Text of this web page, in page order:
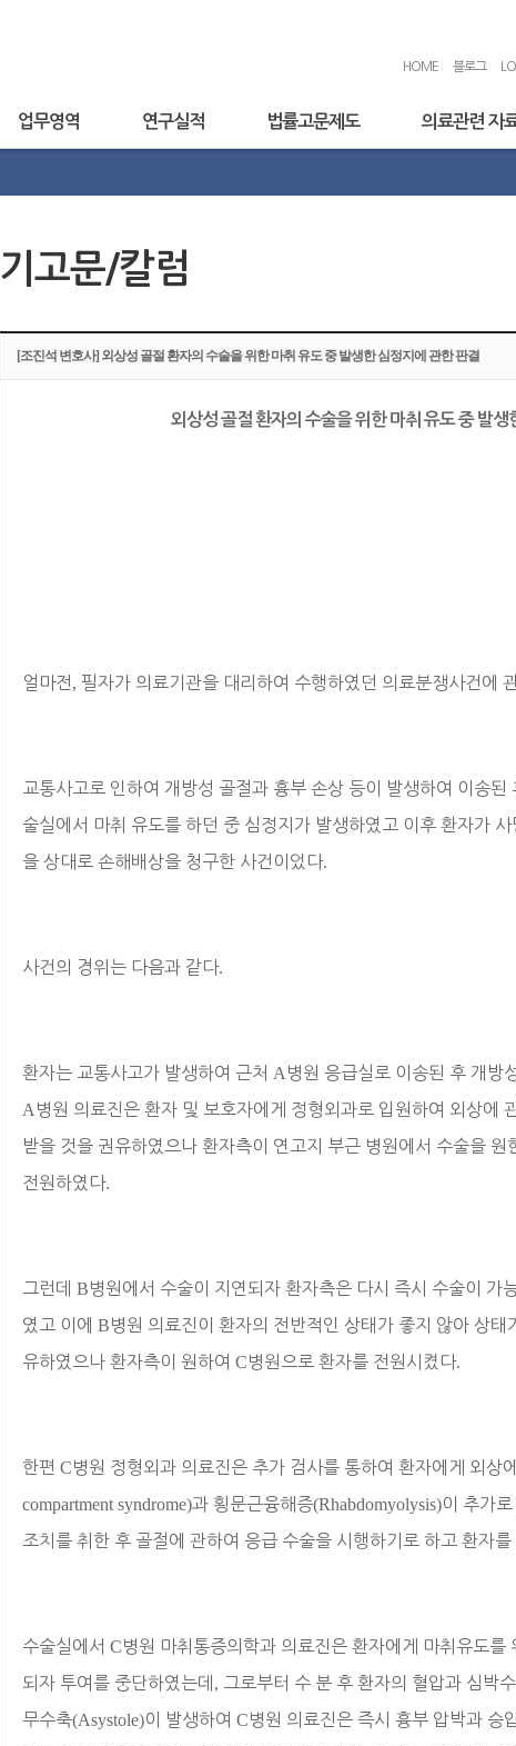
HOME 블로그|
업무영역 연구실적 법률고문제도 의료관련 자
기고문/칼럼
[조진석 변호사] 외상성 골절 환자의 수술을 위한 마취 유도 중 발생한 심정지에 관한 판결
외상성 골절 환자의 수술을 위한 마취 유도 중 발생
얼마전, 필자가 의료기관을 대리하여 수행하였던 의료분쟁사건에
교통사고로 인하여 개방성 골절과 흉부 손상 등이 발생하여 이송된
술실에서 마취 유도를 하던 중 심정지가 발생하였고 이후 환자가 사
을 상대로 손해배상을 청구한 사건이었다.
사건의 경위는 다음과 같다.
환자는 교통사고가 발생하여 근처 A 병원 응급실로 이송된 후 개방
A 병원 의료진은 환자 및 보호자에게 정형외과로 입원하여 외상에
받을 것을 권유하였으나 환자측이 연고지 부근 병원에서 수술을 원
전원하였다.
그런데 B병원에서 수술이 지연되자 환자측은 다시 즉시 수술이 가
였고 이에 B병원 의료진이 환자의 전반적인 상태가 좋지 않아 상태
유하였으나 환자측이 원하여 C병원으로 환자를 전원시켰다.
한편 C병원 정형외과 의료진은 추가 검사를 통하여 환자에게 외상
compartment syndrome)과 횡문근융해증(Rhabdomyolysis)이 추가
조치를 취한 후 골절에 관하여 응급 수술을 시행하기로 하고 환자
수술실에서 C병원 마취통증의학과 의료진은 환자에게 마취유도
되자 투여를 중단하였는데 , 그로부터 수 분 후 환자의 혈압과 심박
무수축(Asystole)이 발생하여 C병원 의료진은 즉시 흉부 압박과 승